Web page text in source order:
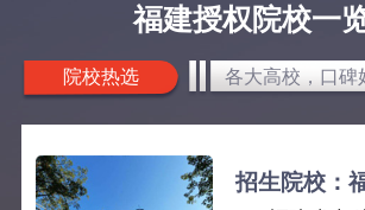
福建授权院校一
院校热选 各大高校，口碑
招生院校：